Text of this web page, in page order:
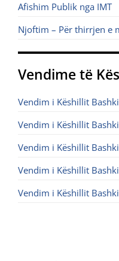
Afishim Publik nga IMT
Njoftim – Për thirrjen e
Vendime të
Vendim i Këshillit
Vendim i Këshillit
Vendim i Këshillit
Vendim i Këshillit
Vendim i Këshillit